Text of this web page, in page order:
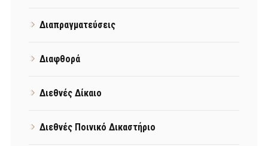
Διαπραγματεύσεις
Διαφθορά
Διεθνές Δίκαιο
Διεθνές Ποινικό Δικαστήριο